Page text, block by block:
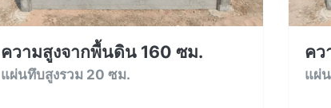
ความสูงจากพื้นดิน 160 ซม.
แผ่นทึบสูงรวม 20 ซม.
คว
แผ่